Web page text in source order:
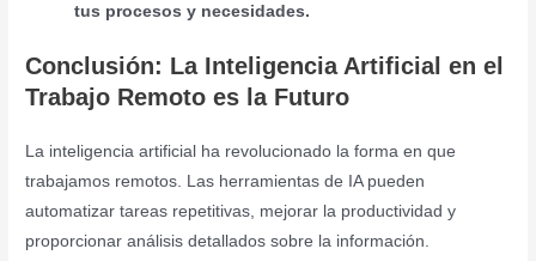
tus procesos y necesidades.
Conclusión: La Inteligencia Artificial en el
Trabajo Remoto es la Futuro
La inteligencia artificial ha revolucionado la forma en que
trabajamos remotos. Las herramientas de IA pueden
automatizar tareas repetitivas, mejorar la productividad y
proporcionar análisis detallados sobre la información.